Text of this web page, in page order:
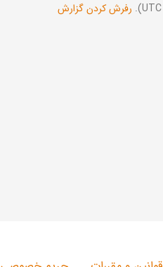
رفرش کردن گزارش